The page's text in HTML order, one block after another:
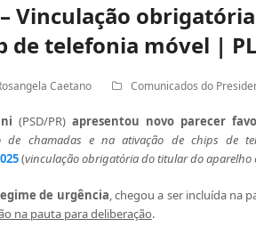
– Vinculação
de telefonia móvel |
Caetano Comunicados do
(PSD/PR) apresentou novo parecer
de chamadas e na ativação de chips de
(vinculação obrigatória do titular do aparelho
de urgência, chegou a ser incluída na
na pauta para deliberação.